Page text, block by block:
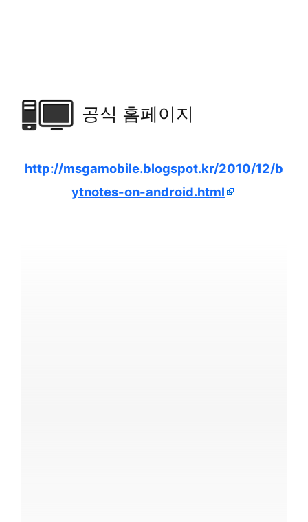
공식 홈페이지
http://msgamobile.blogspot.kr/2010/12/b
ytnotes-on-android.html